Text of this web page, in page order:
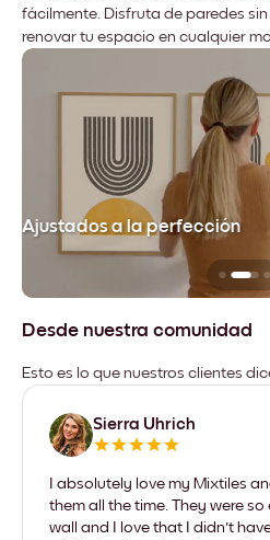
fácilmente. Disfruta de paredes
renovar tu espacio en cualquier
Ajustados a la perfección
Desde nuestra comunidad
Esto es lo que nuestros clientes
Sierra Uhrich
I absolutely love my Mixtiles
them all the time. They were
wall and I love that I didn't